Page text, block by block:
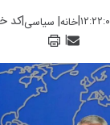
|خانه| سیاسی|کد خبر:
|